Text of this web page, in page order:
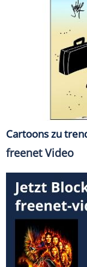
Cartoons zu
freenet Video